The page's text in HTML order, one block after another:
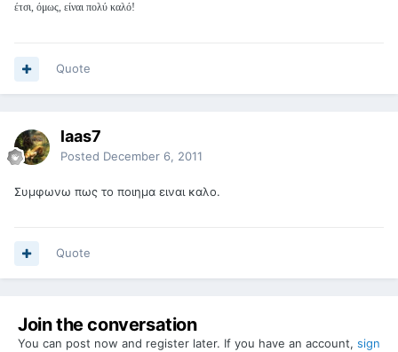
έτσι, όμως, είναι πολύ καλό!
Quote
laas7
Posted December 6, 2011
Συμφωνω πως το ποιημα ειναι καλο.
Quote
Join the conversation
You can post now and register later. If you have an account, sign